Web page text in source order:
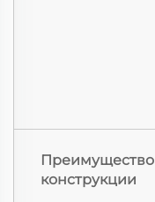
Преимущество
конструкции